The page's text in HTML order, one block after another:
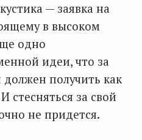
— заявка на
в высоком
одно
идеи, что за
получить как
стесняться за свой
не придется.